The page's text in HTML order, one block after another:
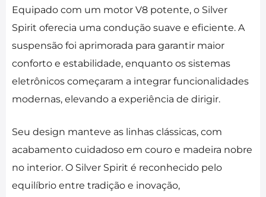
Equipado com um motor V8 potente, o Silver
Spirit oferecia uma condução suave e eficiente. A
suspensão foi aprimorada para garantir maior
conforto e estabilidade, enquanto os sistemas
eletrônicos começaram a integrar funcionalidades
modernas, elevando a experiência de dirigir.
Seu design manteve as linhas clássicas, com
acabamento cuidadoso em couro e madeira nobre
no interior. O Silver Spirit é reconhecido pelo
equilíbrio entre tradição e inovação,